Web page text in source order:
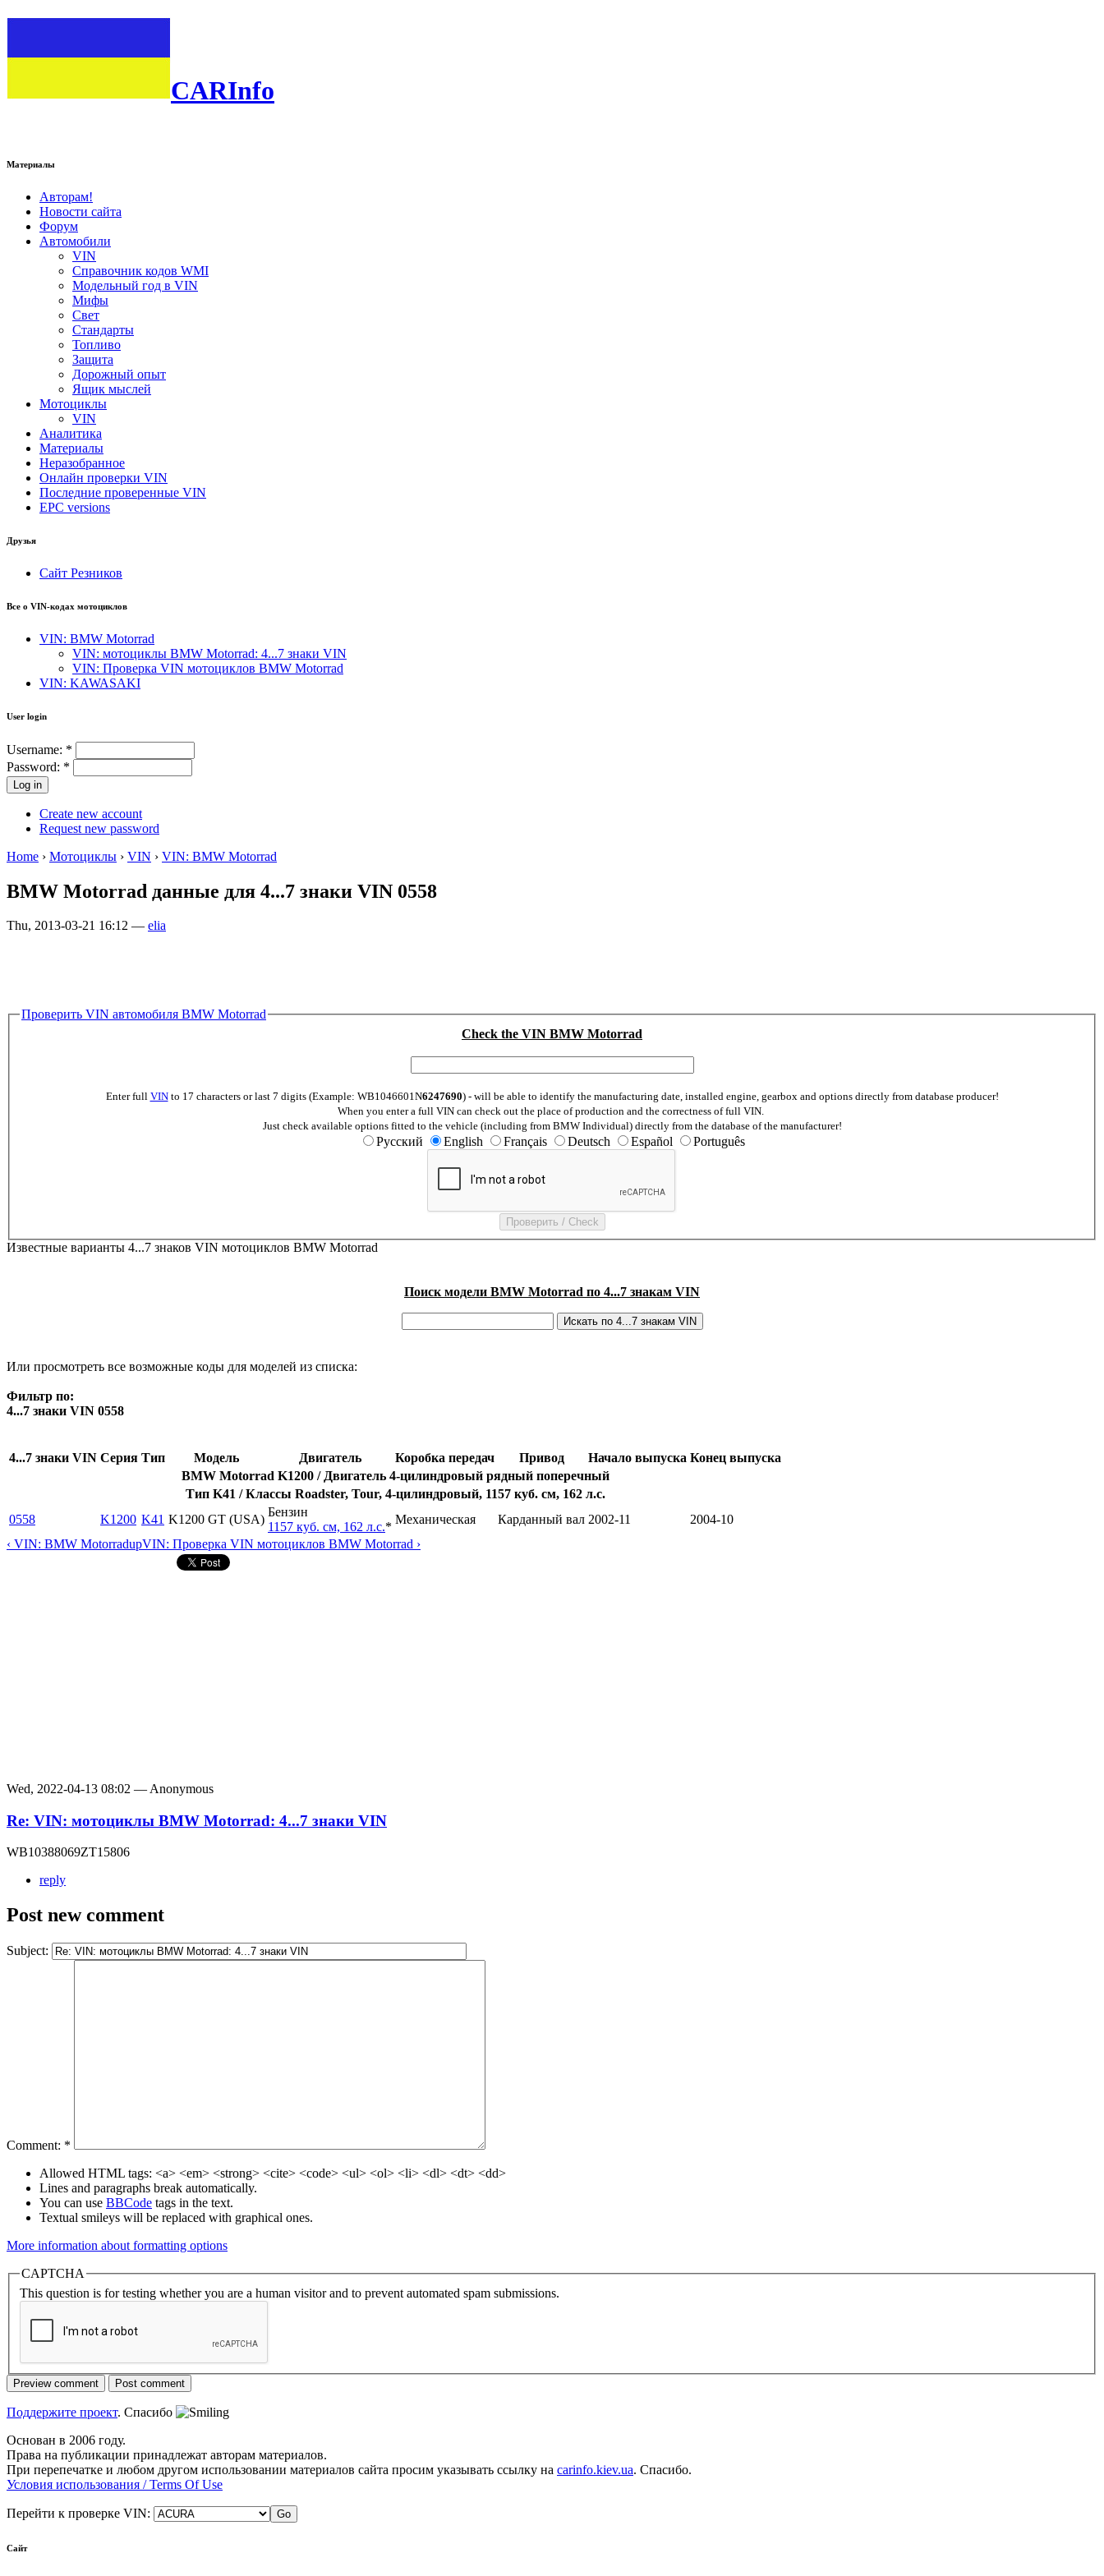
CARInfo
Материалы
Авторам!
Новости сайта
Форум
Автомобили
VIN
Справочник кодов WMI
Модельный год в VIN
Мифы
Свет
Стандарты
Топливо
Защита
Дорожный опыт
Ящик мыслей
Мотоциклы
VIN
Аналитика
Материалы
Неразобранное
Онлайн проверки VIN
Последние проверенные VIN
EPC versions
Друзья
Сайт Резников
Все о VIN-кодах мотоциклов
VIN: BMW Motorrad
VIN: мотоциклы BMW Motorrad: 4...7 знаки VIN
VIN: Проверка VIN мотоциклов BMW Motorrad
VIN: KAWASAKI
User login
Username: *
Password: *
Create new account
Request new password
Home › Мотоциклы › VIN › VIN: BMW Motorrad
BMW Motorrad данные для 4...7 знаки VIN 0558
Thu, 2013-03-21 16:12 — elia
Проверить VIN автомобиля BMW Motorrad
Check the VIN BMW Motorrad
Enter full VINto 17 characters or last 7 digits (Example: WB1046601N6247690) - will be able to identify the manufacturing date, installed engine, gearbox and options directly from database producer!
When you enter a full VIN can check out the place of production and the correctness of full VIN.
Just check available options fitted to the vehicle (including from BMW Individual) directly from the database of the manufacturer!
Русский English Français Deutsch Español Português
Известные варианты 4...7 знаков VIN мотоциклов BMW Motorrad
Поиск модели BMW Motorrad по 4...7 знакам VIN
Или просмотреть все возможные коды для моделей из списка:
Фильтр по:
4...7 знаки VIN 0558
4...7 знаки VIN Серия Тип Модель Двигатель Коробка передач Привод Начало выпуска Конец выпуска
BMW Motorrad K1200 / Двигатель 4-цилиндровый рядный поперечный
Тип K41 / Классы Roadster, Tour, 4-цилиндровый, 1157 куб. см, 162 л.с.
0558
K1200 K41 K1200 GT (USA)
Бензин
1157 куб. см, 162 л.с.*
Механическая Карданный вал 2002-11
2004-10
‹ VIN: BMW MotorradupVIN: Проверка VIN мотоциклов BMW Motorrad ›
Wed, 2022-04-13 08:02 — Anonymous
Re: VIN: мотоциклы BMW Motorrad: 4...7 знаки VIN
WB10388069ZT15806
reply
Post new comment
Subject:
Comment: *
Allowed HTML tags: <a> <em> <strong> <cite> <code> <ul> <ol> <li> <dl> <dt> <dd>
Lines and paragraphs break automatically.
You can use BBCode tags in the text.
Textual smileys will be replaced with graphical ones.
More information about formatting options
CAPTCHA
This question is for testing whether you are a human visitor and to prevent automated spam submissions.
Поддержите проект. Спасибо
Основан в 2006 году.
Права на публикации принадлежат авторам материалов.
При перепечатке и любом другом использовании материалов сайта просим указывать ссылку на carinfo.kiev.ua. Спасибо.
Условия использования / Terms Of Use
Перейти к проверке VIN:
Сайт